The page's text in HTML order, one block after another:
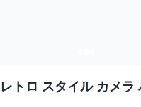
トロ スタイル カメラ